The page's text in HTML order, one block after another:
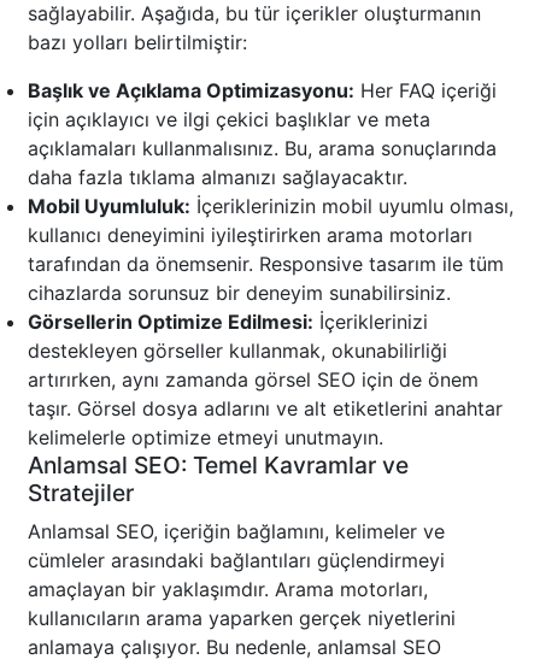
sağlayabilir. Aşağıda, bu tür içerikler oluşturmanın
bazı yolları belirtilmiştir:
Başlık ve Açıklama Optimizasyonu: Her FAQ içeriği
için açıklayıcı ve ilgi çekici başlıklar ve meta
açıklamaları kullanmalısınız. Bu, arama sonuçlarında
daha fazla tıklama almanızı sağlayacaktır.
Mobil Uyumluluk: İçeriklerinizin mobil uyumlu olması,
kullanıcı deneyimini iyileştirirken arama motorları
tarafından da önemsenir. Responsive tasarım ile tüm
cihazlarda sorunsuz bir deneyim sunabilirsiniz.
Görsellerin Optimize Edilmesi: İçeriklerinizi
destekleyen görseller kullanmak, okunabilirliği
artırırken, aynı zamanda görsel SEO için de önem
taşır. Görsel dosya adlarını ve alt etiketlerini anahtar
kelimelerle optimize etmeyi unutmayın.
Anlamsal SEO: Temel Kavramlar ve
Stratejiler
Anlamsal SEO, içeriğin bağlamını, kelimeler ve
cümleler arasındaki bağlantıları güçlendirmeyi
amaçlayan bir yaklaşımdır. Arama motorları,
kullanıcıların arama yaparken gerçek niyetlerini
anlamaya çalışıyor. Bu nedenle, anlamsal SEO